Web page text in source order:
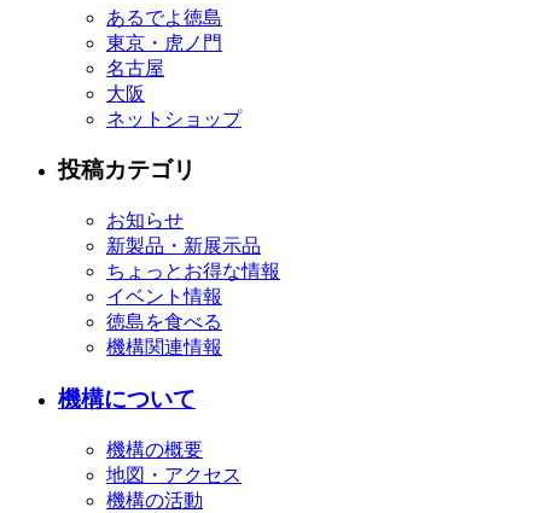
あるでよ徳島
東京・虎ノ門
名古屋
大阪
ネットショップ
投稿カテゴリ
お知らせ
新製品・新展示品
ちょっとお得な情報
イベント情報
徳島を食べる
機構関連情報
機構について
機構の概要
地図・アクセス
機構の活動